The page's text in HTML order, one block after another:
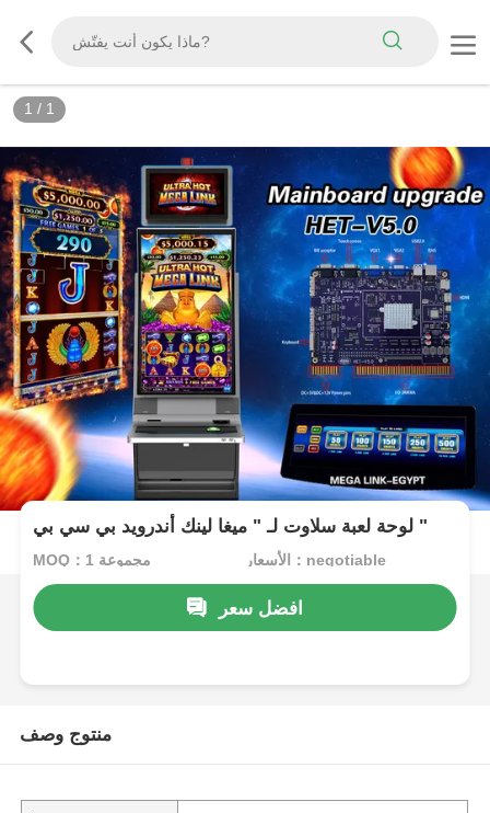
1 / 1
لوحة لعبة سلاوت لـ " ميغا لينك أندرويد بي سي بي "
MOQ：1 مجموعة الأسعار：negotiable
افضل سعر
منتوج وصف